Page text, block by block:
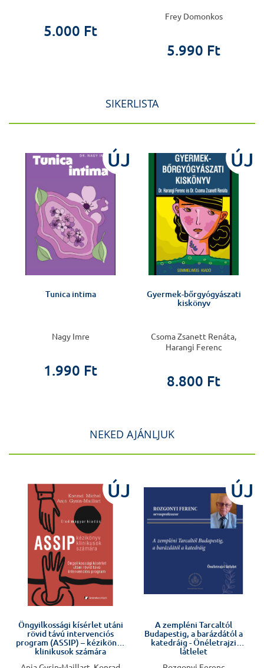
5.000 Ft
Frey Domonkos
5.990 Ft
SIKERLISTA
ÚJ
Tunica intima
Nagy Imre
1.990 Ft
ÚJ
Gyermek-bőrgyógyászati
kiskönyv
Csoma Zsanett Renáta,
Harangi Ferenc
8.800 Ft
NEKED AJÁNLJUK
ÚJ
Öngyilkossági kísérlet utáni
rövid távú intervenciós
program (ASSIP) – kézikönyv
klinikusok számára
ÚJ
A zempléni Tarcaltól
Budapestig, a barázdától a
katedráig - Önéletrajzi
látlelet